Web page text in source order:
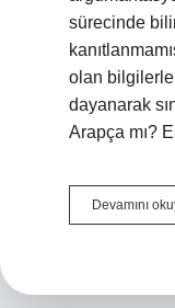
sürecinde
olan
dayanarak
Arapça mı?
Devamını